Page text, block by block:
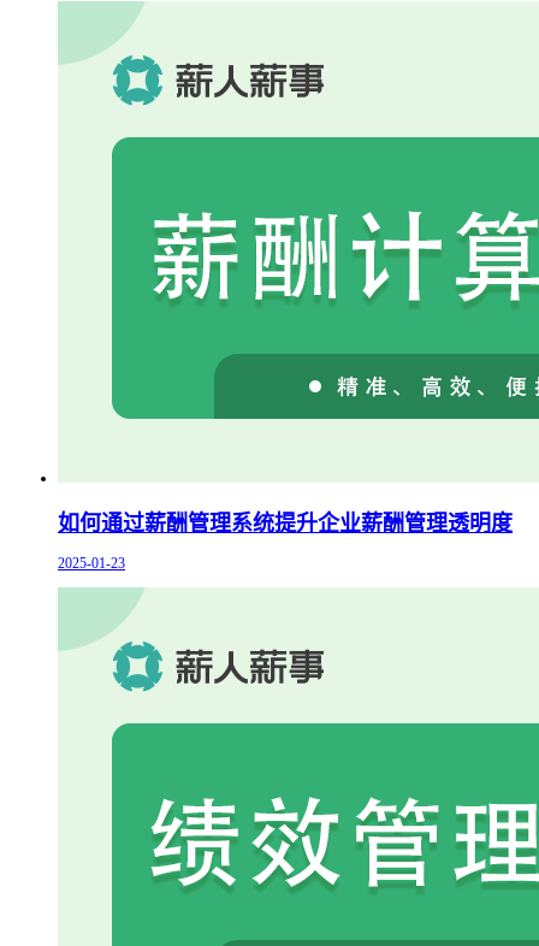
如何通过薪酬管理系统提升企业薪酬管理透明度
2025-01-23